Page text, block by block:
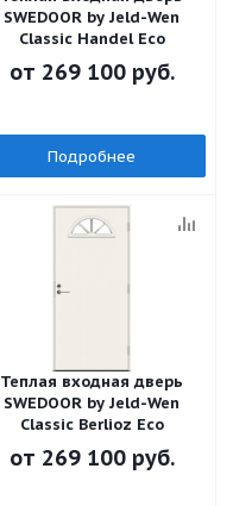
SWEDOOR by Jeld-Wen
Classic Handel Eco
от 269 100 руб.
Подробнее
Теплая входная дверь
SWEDOOR by Jeld-Wen
Classic Berlioz Eco
от 269 100 руб.